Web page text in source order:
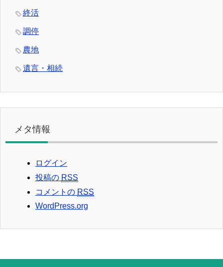
終活
調停
農地
遺言・相続
メタ情報
ログイン
投稿の RSS
コメントの RSS
WordPress.org